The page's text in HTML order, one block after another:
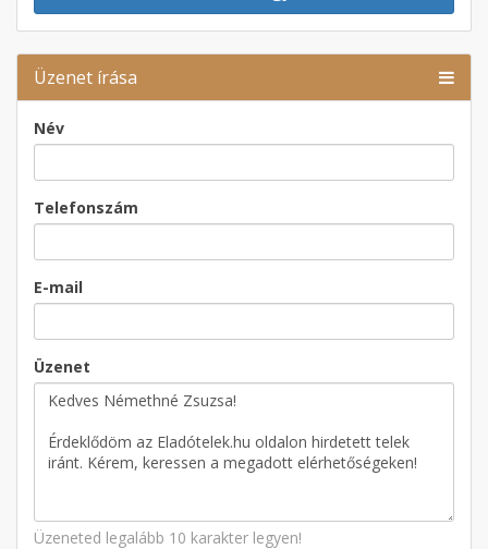
Üzenet írása
Név
Telefonszám
E-mail
Üzenet
Üzeneted legalább 10 karakter legyen!